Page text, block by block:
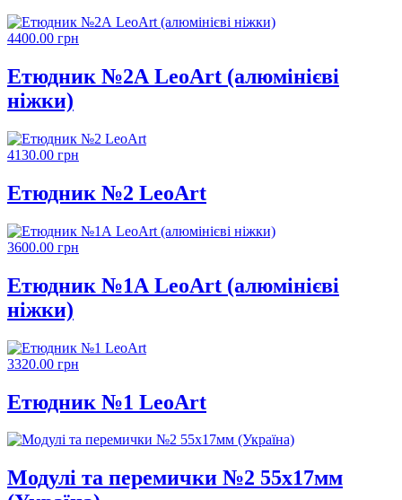
4400.00 грн
Етюдник №2А LeoArt (алюмінієві
ніжки)
4130.00 грн
Етюдник №2 LeoArt
3600.00 грн
Етюдник №1А LeoArt (алюмінієві
ніжки)
3320.00 грн
Етюдник №1 LeoArt
Модулі та перемички №2 55х17мм